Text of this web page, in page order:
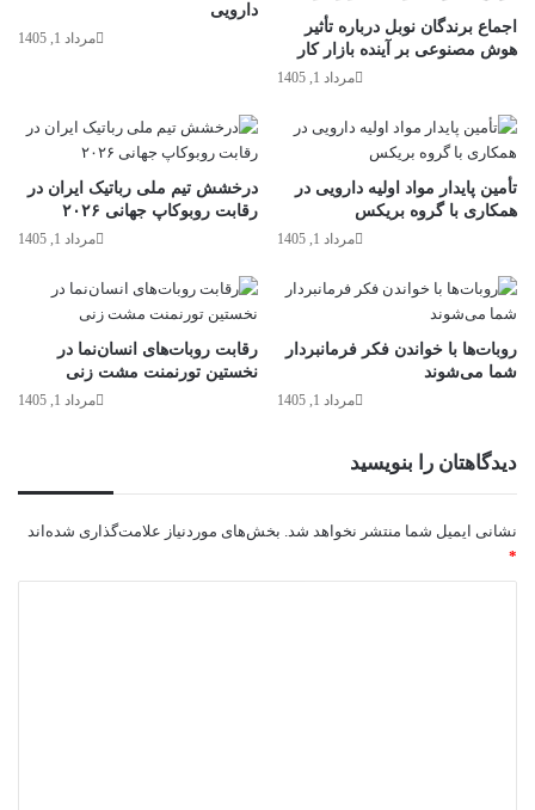
دارویی
مرداد 1, 1405
اجماع برندگان نوبل درباره تأثیر
هوش مصنوعی بر آینده بازار کار
مرداد 1, 1405
درخشش تیم ملی رباتیک ایران در
رقابت روبوکاپ جهانی ۲۰۲۶
مرداد 1, 1405
تأمین پایدار مواد اولیه دارویی در
همکاری با گروه بریکس
مرداد 1, 1405
رقابت روبات‌های انسان‌نما در
نخستین تورنمنت مشت زنی
مرداد 1, 1405
روبات‌ها با خواندن فکر فرمانبردار
شما می‌شوند
مرداد 1, 1405
دیدگاهتان را بنویسید
نشانی ایمیل شما منتشر نخواهد شد. بخش‌های موردنیاز علامت‌گذاری شده‌اند
*